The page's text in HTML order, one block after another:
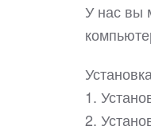
У нас вы
1.
2.